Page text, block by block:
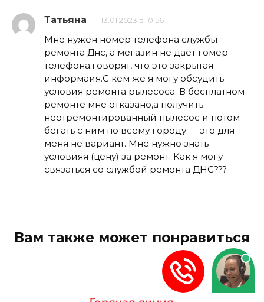
Татьяна 13.01.2023 в 10:56
Мне нужен номер телефона службы
ремонта Днс, а мегазин не дает гомер
телефона:говорят, что это закрытая
информаия.С кем же я могу обсудить
условия ремонта рылесоса. В бесплатном
ремонте мне отказано,а получить
неотремонтированный пылесос и потом
бегать с ним по всему городу — это для
меня не вариант. Мне нужно знать
условияя (цену) за ремонт. Как я могу
связаться со службой ремонта ДНС???
Вам также может понравиться